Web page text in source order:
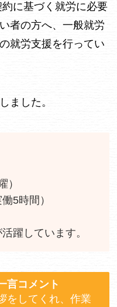
に基づく就労に必要
者の方へ、一般就労
就労支援を行ってい
ました。
）
5時間）
躍しています。
言コメント
をしてくれ、作業